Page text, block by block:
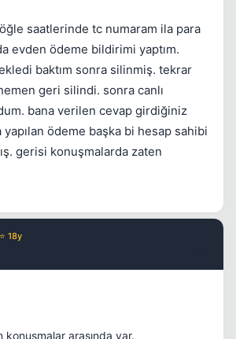
saatlerinde tc numaram ila para
evden ödeme bildirimi yaptım.
baktım sonra silinmiş. tekrar
geri silindi. sonra canlı
bana verilen cevap girdiğiniz
ödeme başka bi hesap sahibi
gerisi konuşmalarda zaten
⭐ 18y
arasında var.